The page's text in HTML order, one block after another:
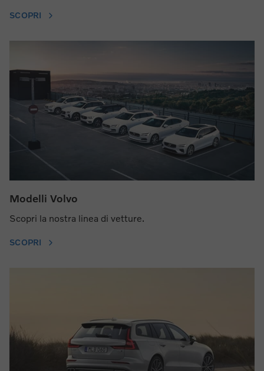
SCOPRI
Modelli Volvo
Scopri la nostra linea di vetture.
SCOPRI